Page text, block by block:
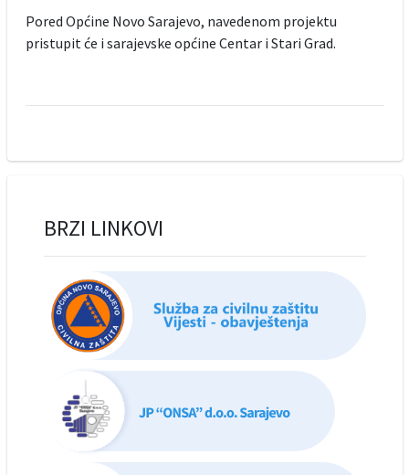
Pored Općine Novo Sarajevo, navedenom projektu
pristupit će i sarajevske općine Centar i Stari Grad.
BRZI LINKOVI